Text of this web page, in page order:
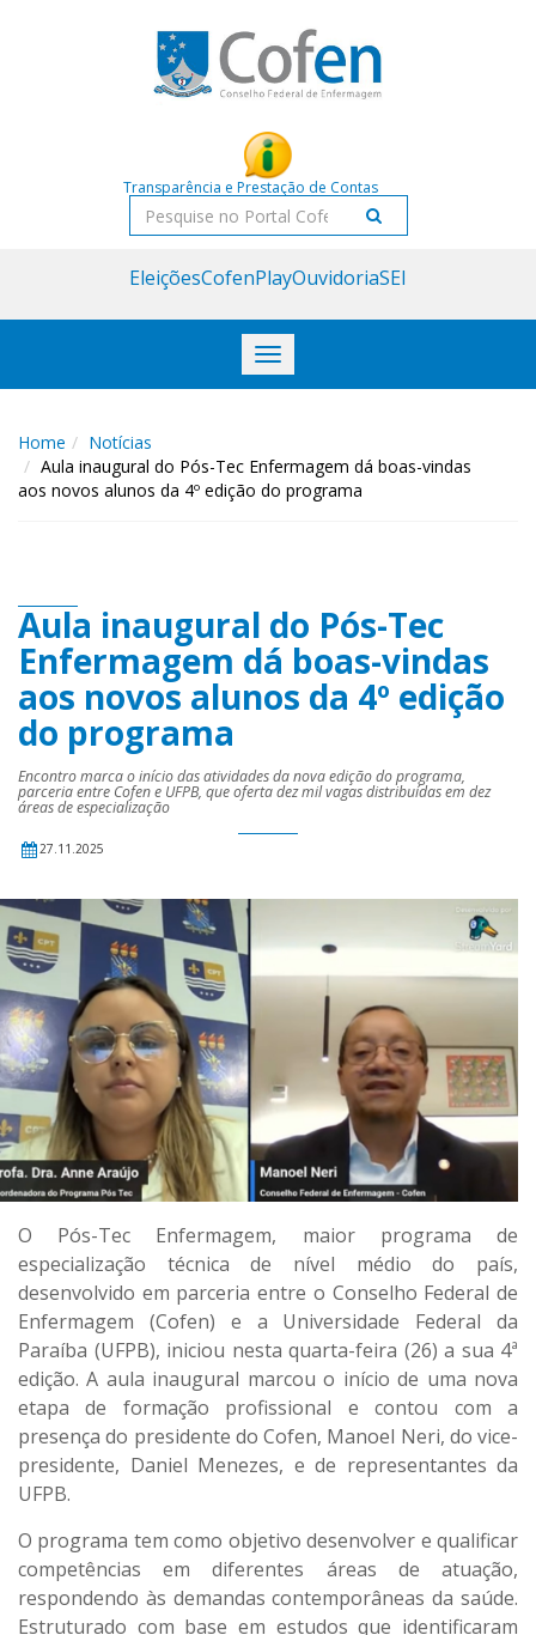
Transparência e Prestação de Contas
Pesquisar
EleiçõesCofenPlayOuvidoriaSEI
Toggle
navigation
Home
Notícias
Aula inaugural do Pós-Tec Enfermagem dá boas-vindas
aos novos alunos da 4º edição do programa
Aula inaugural do Pós-Tec
Enfermagem dá boas-vindas
aos novos alunos da 4º edição
do programa
Encontro marca o início das atividades da nova edição do programa,
parceria entre Cofen e UFPB, que oferta dez mil vagas distribuídas em dez
áreas de especialização
27.11.2025
O Pós-Tec Enfermagem, maior programa de
especialização técnica de nível médio do país,
desenvolvido em parceria entre o Conselho Federal de
Enfermagem (Cofen) e a Universidade Federal da
Paraíba (UFPB), iniciou nesta quarta-feira (26) a sua 4ª
edição. A aula inaugural marcou o início de uma nova
etapa de formação profissional e contou com a
presença do presidente do Cofen, Manoel Neri, do vice-
presidente, Daniel Menezes, e de representantes da
UFPB.
O programa tem como objetivo desenvolver e qualificar
competências em diferentes áreas de atuação,
respondendo às demandas contemporâneas da saúde.
Estruturado com base em estudos que identificaram